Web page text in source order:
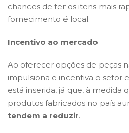
chances de ter os itens mais
fornecimento é local.
Incentivo ao mercado
Ao oferecer opções de peças
impulsiona e incentiva o setor
está inserida, já que, à medida
produtos fabricados no país
tendem a reduzir.